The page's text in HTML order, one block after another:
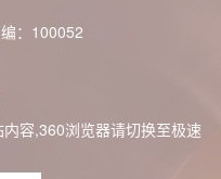
：100052
容,360浏览器请切换至极速